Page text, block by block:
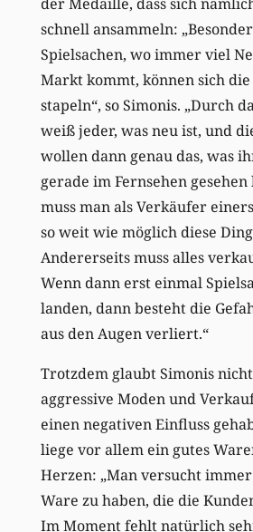
schnell ansammeln:
Spielsachen, wo immer viel
Markt kommt, können sich
stapeln“, so Simonis. „Durch
weiß jeder, was neu ist, und
wollen dann genau das, was
gerade im Fernsehen
muss man als Verkäufer
so weit wie möglich diese
Andererseits muss alles
Wenn dann erst einmal
landen, dann besteht die
aus den Augen verliert.“
Trotzdem glaubt Simonis
aggressive Moden und
einen negativen Einfluss
liege vor allem ein gutes
Herzen: „Man versucht
Ware zu haben, die die
Im Moment fehlt natürlich